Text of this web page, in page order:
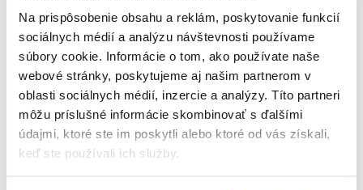
Na prispôsobenie obsahu a reklám, poskytovanie funkcií
sociálnych médií a analýzu návštevnosti používame
súbory cookie. Informácie o tom, ako používate naše
webové stránky, poskytujeme aj našim partnerom v
oblasti sociálnych médií, inzercie a analýzy. Títo partneri
môžu príslušné informácie skombinovať s ďalšími
údajmi, ktoré ste im poskytli alebo ktoré od vás získali,
keď ste používali ich služby.
BENEK Szampon super beno premium do sierści
długiej i miekkiej 200 ml
Výrobca:BENEK KÓD:1920
Napísať recenziu
€4.00 (2.00 € / 100 ml)
ODOSIELAME DO 48HODÍN